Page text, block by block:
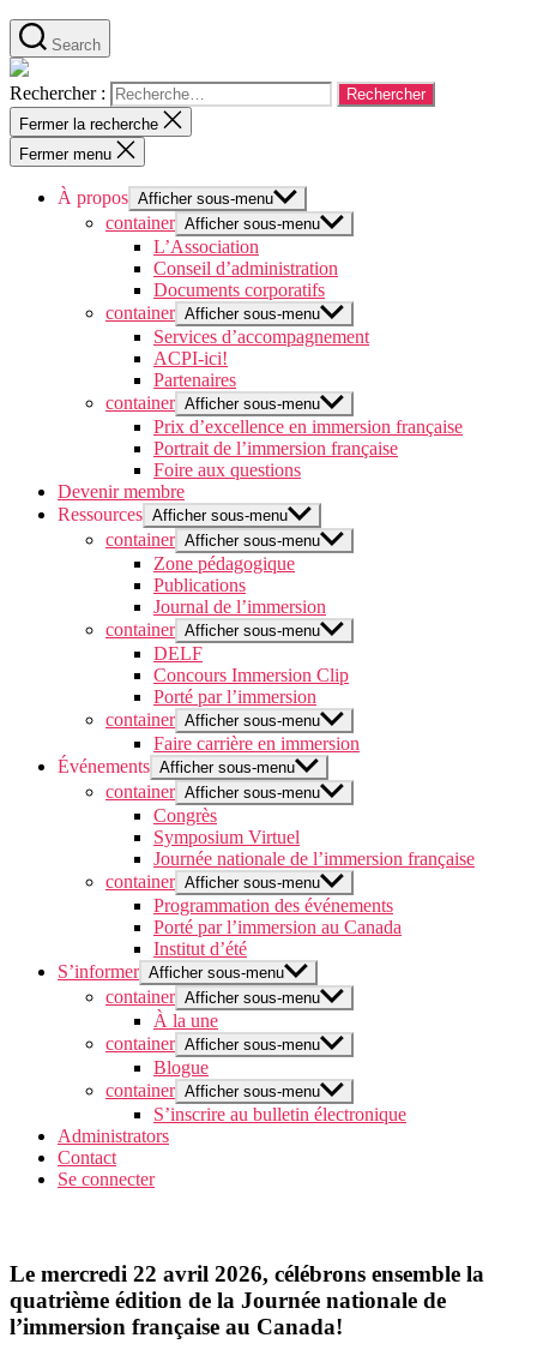
Search
Rechercher :
Fermer la recherche
Fermer menu
À propos Afficher sous-menu
container Afficher sous-menu
L’Association
Conseil d’administration
Documents corporatifs
container Afficher sous-menu
Services d’accompagnement
ACPI-ici!
Partenaires
container Afficher sous-menu
Prix d’excellence en immersion française
Portrait de l’immersion française
Foire aux questions
Devenir membre
Ressources Afficher sous-menu
container Afficher sous-menu
Zone pédagogique
Publications
Journal de l’immersion
container Afficher sous-menu
DELF
Concours Immersion Clip
Porté par l’immersion
container Afficher sous-menu
Faire carrière en immersion
Événements Afficher sous-menu
container Afficher sous-menu
Congrès
Symposium Virtuel
Journée nationale de l’immersion française
container Afficher sous-menu
Programmation des événements
Porté par l’immersion au Canada
Institut d’été
S’informer Afficher sous-menu
container Afficher sous-menu
À la une
container Afficher sous-menu
Blogue
container Afficher sous-menu
S’inscrire au bulletin électronique
Administrators
Contact
Se connecter
Le mercredi 22 avril 2026, célébrons ensemble la
quatrième édition de la Journée nationale de
l’immersion française au Canada!